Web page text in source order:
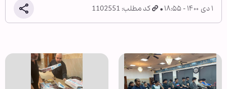
۱ دی ۱۴۰۰ - ۱۸:۵۵ کد مطلب: 1102551